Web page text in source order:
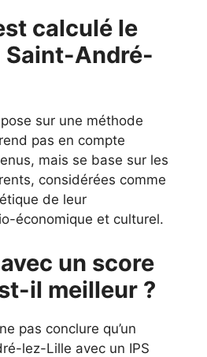
calculé le
Saint-André-
sur une méthode
pas en compte
mais se base sur les
considérées comme
de leur
économique et culturel.
un score
il meilleur ?
pas conclure qu’un
lez-Lille avec un IPS